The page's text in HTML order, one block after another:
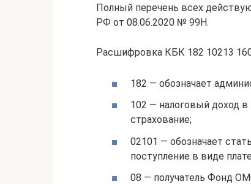
Полный перечень всех
РФ от 08.06.2020 № 99Н.
Расшифровка КБК 182 10213
182 — обозначает
102 — налоговый доход в
страхование;
02101 — обозначает
поступление в виде
08 — получатель Фонд